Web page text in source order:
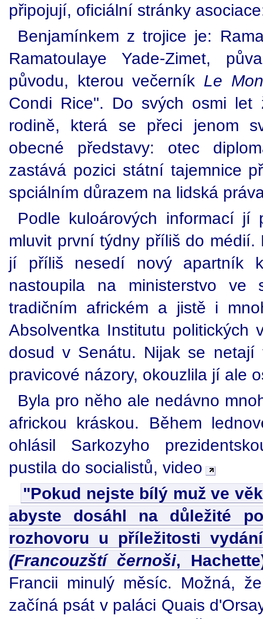
připojují, oficiální stránky
Benjamínkem z trojice je:
Ramatoulaye Yade-Zimet,
původu, kterou večerník Le
Condi Rice". Do svých osmi
rodině, která se přeci jenom
obecné představy: otec
zastává pozici státní tajemnice
spciálním důrazem na lidská
Podle kuloárových informací jí
mluvit první týdny příliš do
jí příliš nesedí nový apartník
nastoupila na ministerstvo ve
tradičním africkém a jistě i
Absolventka Institutu politických
dosud v Senátu. Nijak se
pravicové názory, okouzlila jí ale
Byla pro něho ale nedávno
africkou kráskou. Během
ohlásil Sarkozyho
pustila do socialistů, video
"Pokud nejste bílý muž ve
abyste dosáhl na důležité
rozhovoru u příležitosti
(Francouzští černoši,
Francii minulý měsíc. Možná,
začíná psát v paláci Quais